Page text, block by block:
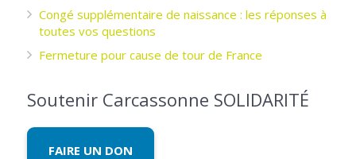
Congé supplémentaire de naissance : les réponses à
toutes vos questions
Fermeture pour cause de tour de France
Soutenir Carcassonne SOLIDARITÉ
FAIRE UN DON